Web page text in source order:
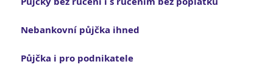
Nebankovní půjčka ihned
Půjčka i pro podnikatele